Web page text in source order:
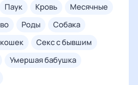
паук кровь
месячные
роды
собака
кошек
секс с бывшим
умершая бабушка